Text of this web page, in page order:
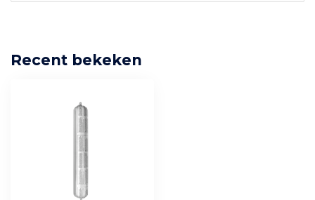
Recent bekeken